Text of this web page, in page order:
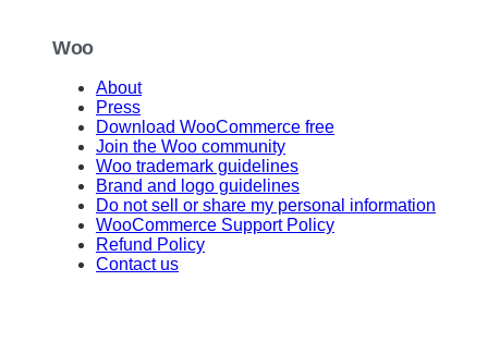
Woo
About
Press
Download WooCommerce free
Join the Woo community
Woo trademark guidelines
Brand and logo guidelines
Do not sell or share my personal information
WooCommerce Support Policy
Refund Policy
Contact us